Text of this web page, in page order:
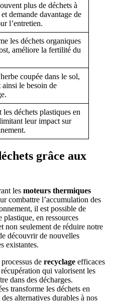
plus de déchets à
et demande davantage de
l’entretien.
les déchets organiques
améliore la fertilité du
coupée dans le sol,
ainsi le besoin de
déchets plastiques en
leur impact sur
grâce aux
les moteurs thermiques
combattre l’accumulation des
il est possible de
plastique, en ressources
non seulement de réduire notre
découvrir de nouvelles
existantes.
de recyclage efficaces
qui valorisent les
dans des décharges.
transforme les déchets en
alternatives durables à nos